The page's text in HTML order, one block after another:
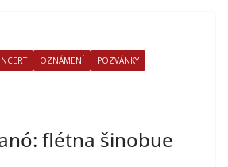
OZNÁMENÍ
POZVÁNKY
flétna šinobue